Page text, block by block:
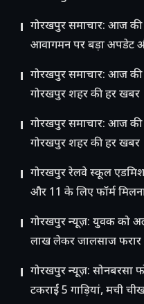
गोरखपुर समाचार: आज की
आवागमन पर बड़ा अपडेट
गोरखपुर समाचार: आज की
गोरखपुर शहर की हर खबर
गोरखपुर समाचार: आज की
गोरखपुर शहर की हर खबर
गोरखपुर रेलवे स्कूल
और 11 के लिए फॉर्म
गोरखपुर न्यूज़: युवक को
लाख लेकर जालसाज फरार
गोरखपुर न्यूज़: सोनबरसा
टकराईं 5 गाड़ियां, मची